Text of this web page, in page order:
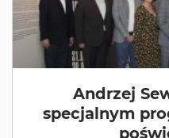
Andrzej
specjalnym